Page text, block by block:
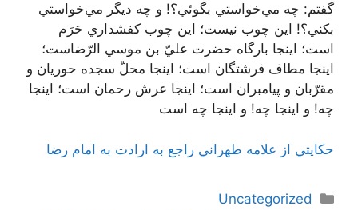
گفتم: چه مي‌خواستي بگوئي؟! و چه ديگر مي‌خواستي
بكني؟! اين چوب نيست؛ اين چوب كفشداري حَرَم
است؛ اينجا بارگاه حضرت عليّ بن موسي الرّضاست؛
اينجا مطاف فرشتگان است؛ اينجا محلّ سجده حوريان و
مقرّبان و پيامبران است؛ اينجا عرش رحمان است؛ اينجا
چه! و اينجا چه! و اينجا چه است
حكايتي از علامه طهراني راجع به ارادت به امام رضا
دسته‌ها
Uncategorized